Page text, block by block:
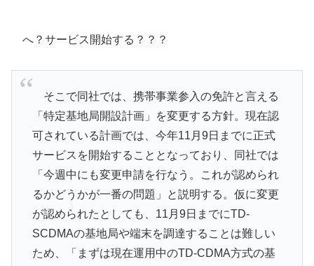
へ？サービス開始する？？？
そこで同社では、携帯事業参入の免許と言える
「特定基地局開設計画」を変更する方針。現在認
可されている計画では、今年11月9日までに正式
サービスを開始することとなっており、同社では
「今週中にも変更申請を行なう。これが認められ
るかどうかが一番の問題」と説明する。仮に変更
が認められたとしても、11月9日までにTD-
SCDMAの基地局や端末を調達することは難しい
ため、「まずは現在運用中のTD-CDMA方式の基